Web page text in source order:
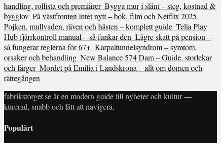
handling, rollista och premiärer Bygga mur i slänt – steg, kostnad &
bygglov På västfronten intet nytt – bok, film och Netflix 2025
Pojken, mullvaden, räven och hästen – komplett guide Telia Play
Hub fjärrkontroll manual – så funkar den Lägre skatt på pension –
så fungerar reglerna för 67+ Karpaltunnelsyndrom – symtom,
orsaker och behandling New Balance 574 Dam – Guide, storlekar
och färger Mordet på Emilia i Landskrona – allt om domen och
rättegången
fabrikstorget.se är en modern guide till nyheter och kultur —
kurerad, snabb och lätt att navigera.
Populärt